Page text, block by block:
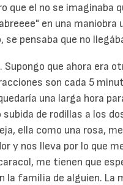
que el no se imaginaba
en una
pensaba que no
que ahora era
son cada 5
una larga hora
de rodillas a los
ella como una rosa,
y nos lleva por lo que
me tienen que
la familia de alguien. La